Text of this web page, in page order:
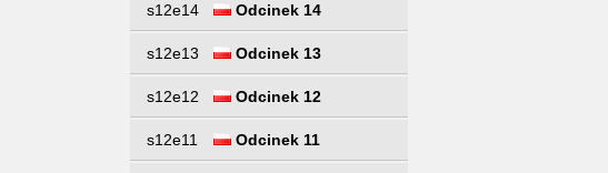
s12e14 Odcinek 14
s12e13 Odcinek 13
s12e12 Odcinek 12
s12e11 Odcinek 11